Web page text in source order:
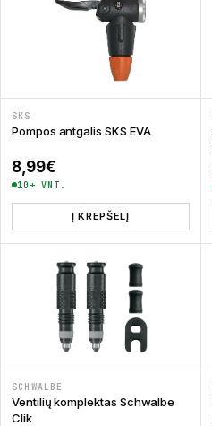
SKS
Pompos antgalis SKS EVA
8,99€
10+ VNT.
Į KREPŠELĮ
SCHWALBE
Ventilių komplektas Schwalbe
Clik